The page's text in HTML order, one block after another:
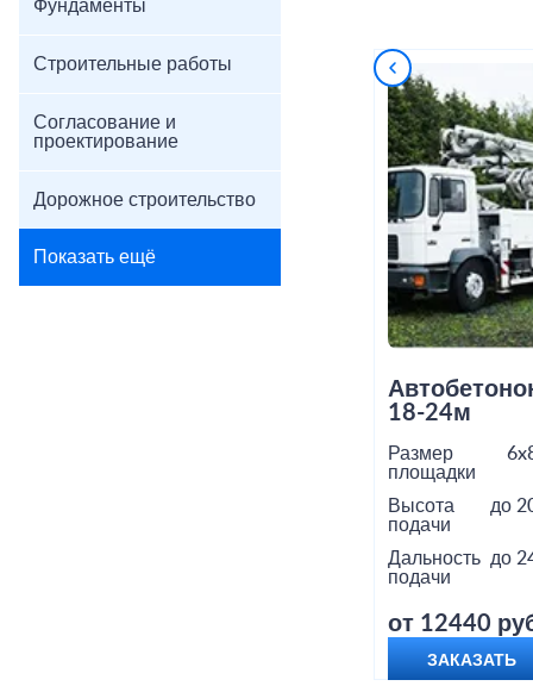
Фундаменты
Строительные работы
Согласование и
проектирование
Дорожное строительство
Показать ещё
18-24м
Размер
площадки
Высота
подачи
до
Дальность
подачи
до
от 12440
ЗАКАЗАТЬ